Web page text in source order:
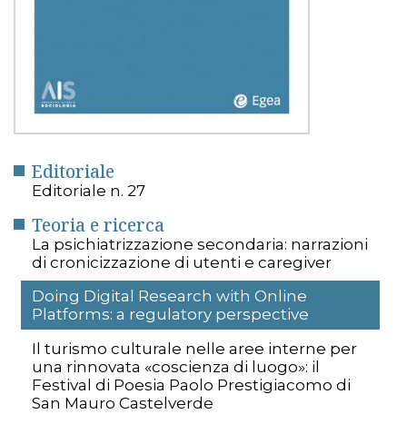
Editoriale
Editoriale n. 27
Teoria e ricerca
La psichiatrizzazione secondaria: narrazioni
di cronicizzazione di utenti e caregiver
Doing Digital Research with Online
Platforms: a regulatory perspective
Il turismo culturale nelle aree interne per
una rinnovata «coscienza di luogo»: il
Festival di Poesia Paolo Prestigiacomo di
San Mauro Castelverde